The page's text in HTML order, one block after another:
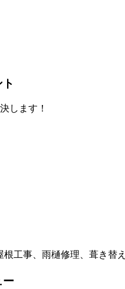
します！
根工事、雨樋修理、葺き替
ー